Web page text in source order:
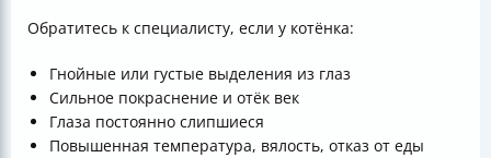
Обратитесь к специалисту, если у котёнка:
Гнойные или густые выделения из глаз
Сильное покраснение и отёк век
Глаза постоянно слипшиеся
Повышенная температура, вялость, отказ от еды